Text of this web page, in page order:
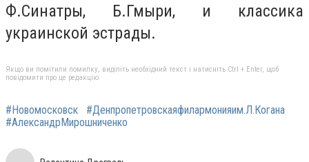
Ф.Синатры, Б.Гмыри, и классика
украинской эстрады.
Якщо ви помітили помилку, виділіть необхідний текст і натисніть Ctrl + Enter, щоб
повідомити про це редакцію
#Новомосковск
#Денпропетровскаяфилармонияим.Л.Когана
#АлександрМирошниченко